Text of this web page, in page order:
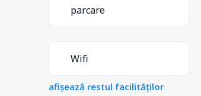
parcare
Wifi
afișează restul facilităților